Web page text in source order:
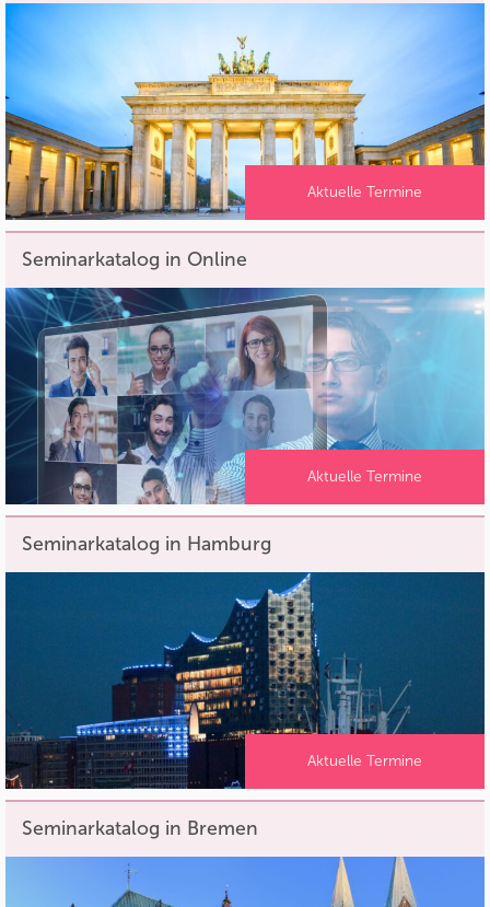
Aktuelle Termine
Seminarkatalog in Online
Aktuelle Termine
Seminarkatalog in Hamburg
Aktuelle Termine
Seminarkatalog in Bremen